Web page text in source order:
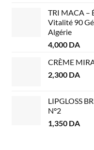
TRI MACA –
Vitalité 90
Algérie
4,000 DA
CRÈME
2,300 DA
LIPGLOSS
N°2
1,350 DA